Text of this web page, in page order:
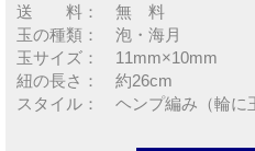
送 料： 無 料
玉の種類： 泡・海月
玉サイズ： 11mm×10mm
紐の長さ： 約26cm
スタイル： ヘンプ編み（輪に